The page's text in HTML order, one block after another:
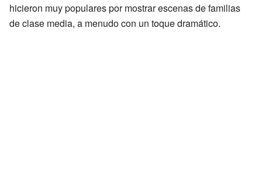
hicieron muy populares por mostrar escenas de familias
de clase media, a menudo con un toque dramático.